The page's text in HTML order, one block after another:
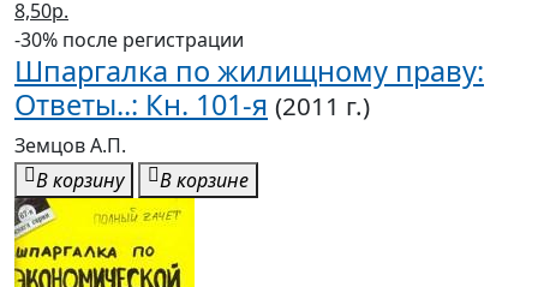
8,50р.
-30% после регистрации
Шпаргалка по жилищному праву:
Ответы..: Кн. 101-я (2011 г.)
Земцов А.П.
В корзину
В корзине